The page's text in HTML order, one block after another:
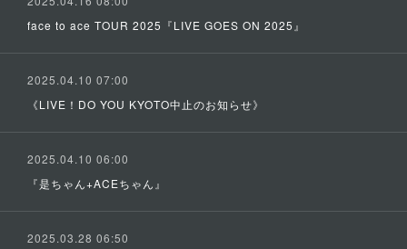
face to ace TOUR 2025『LIVE GOES ON 2025』
2025.04.10 07:00
《LIVE！DO YOU KYOTO中止のお知らせ》
2025.04.10 06:00
『是ちゃん+ACEちゃん』
2025.03.28 06:50